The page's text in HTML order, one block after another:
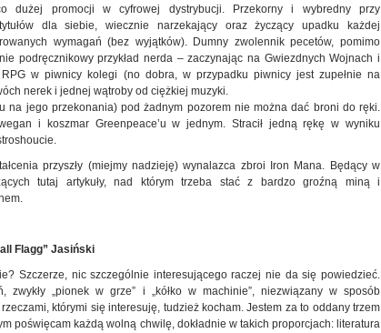
dużej promocji w cyfrowej dystrybucji. Przekorny i wybredny przy
dla siebie, wiecznie narzekający oraz życzący upadku każdej
wymagań (bez wyjątków). Dumny zwolennik pecetów, pomimo
podręcznikowy przykład nerda – zaczynając na Gwiezdnych Wojnach i
w piwnicy kolegi (no dobra, w przypadku piwnicy jest zupełnie na
nerek i jednej wątroby od ciężkiej muzyki.
na jego przekonania) pod żadnym pozorem nie można dać broni do ręki.
i koszmar Greenpeace’u w jednym. Stracił jedną rękę w wyniku
przyszły (miejmy nadzieję) wynalazca zbroi Iron Mana. Będący w
tutaj artykuły, nad którym trzeba stać z bardzo groźną miną i
Flagg” Jasiński
Szczerze, nic szczególnie interesującego raczej nie da się powiedzieć.
zwykły „pionek w grze” i „kółko w machinie”, niezwiązany w sposób
którymi się interesuję, tudzież kocham. Jestem za to oddany trzem
poświęcam każdą wolną chwilę, dokładnie w takich proporcjach: literatura